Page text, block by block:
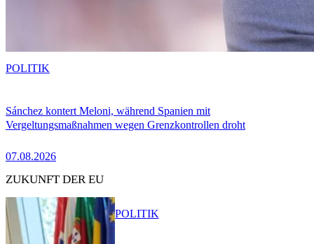
Sánchez kontert Meloni, während Spanien mit
Vergeltungsmaßnahmen wegen Grenzkontrollen droht
07.08.2026
POLITIK
ZUKUNFT DER EU
POLITIK